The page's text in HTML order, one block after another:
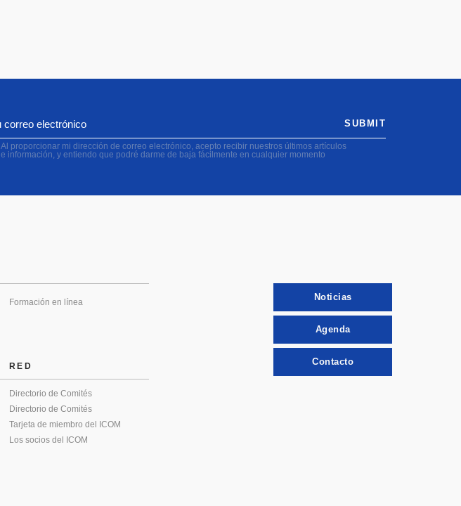
Al proporcionar mi dirección de correo electrónico, acepto recibir nuestros últimos artículos
e información, y entiendo que podré darme de baja fácilmente en cualquier momento
SUBMIT
Formación en línea
RED
Directorio de Comités
Directorio de Comités
Tarjeta de miembro del ICOM
Los socios del ICOM
Noticias
Agenda
Contacto